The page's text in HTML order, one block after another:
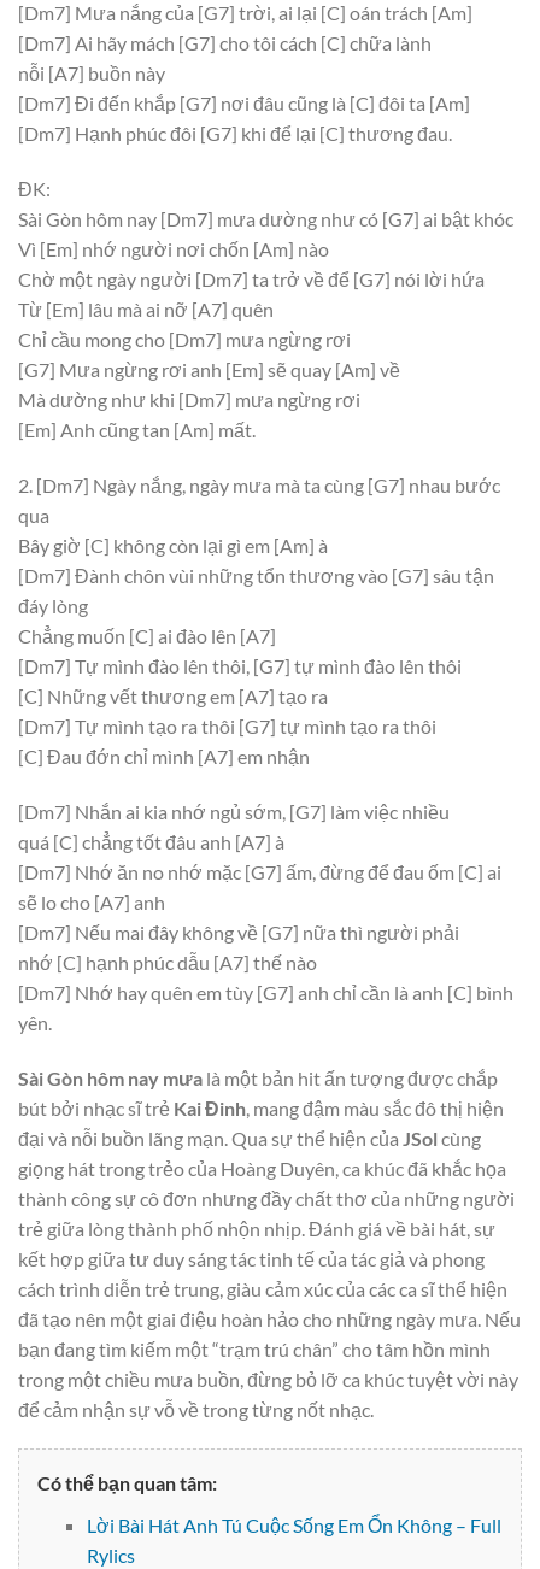
[Dm7] Mưa nắng của [G7] trời, ai lại [C] oán trách [Am]
[Dm7] Ai hãy mách [G7] cho tôi cách [C] chữa lành
nỗi [A7] buồn này
[Dm7] Đi đến khắp [G7] nơi đâu cũng là [C] đôi ta [Am]
[Dm7] Hạnh phúc đôi [G7] khi để lại [C] thương đau.
ĐK:
Sài Gòn hôm nay [Dm7] mưa dường như có [G7] ai bật khóc
Vì [Em] nhớ người nơi chốn [Am] nào
Chờ một ngày người [Dm7] ta trở về để [G7] nói lời hứa
Từ [Em] lâu mà ai nỡ [A7] quên
Chỉ cầu mong cho [Dm7] mưa ngừng rơi
[G7] Mưa ngừng rơi anh [Em] sẽ quay [Am] về
Mà dường như khi [Dm7] mưa ngừng rơi
[Em] Anh cũng tan [Am] mất.
2. [Dm7] Ngày nắng, ngày mưa mà ta cùng [G7] nhau bước
qua
Bây giờ [C] không còn lại gì em [Am] à
[Dm7] Đành chôn vùi những tổn thương vào [G7] sâu tận
đáy lòng
Chẳng muốn [C] ai đào lên [A7]
[Dm7] Tự mình đào lên thôi, [G7] tự mình đào lên thôi
[C] Những vết thương em [A7] tạo ra
[Dm7] Tự mình tạo ra thôi [G7] tự mình tạo ra thôi
[C] Đau đớn chỉ mình [A7] em nhận
[Dm7] Nhắn ai kia nhớ ngủ sớm, [G7] làm việc nhiều
quá [C] chẳng tốt đâu anh [A7] à
[Dm7] Nhớ ăn no nhớ mặc [G7] ấm, đừng để đau ốm [C] ai
sẽ lo cho [A7] anh
[Dm7] Nếu mai đây không về [G7] nữa thì người phải
nhớ [C] hạnh phúc dẫu [A7] thế nào
[Dm7] Nhớ hay quên em tùy [G7] anh chỉ cần là anh [C] bình
yên.
Sài Gòn hôm nay mưa là một bản hit ấn tượng được chắp
bút bởi nhạc sĩ trẻ Kai Đinh , mang đậm màu sắc đô thị hiện
đại và nỗi buồn lãng mạn. Qua sự thể hiện của JSol cùng
giọng hát trong trẻo của Hoàng Duyên, ca khúc đã khắc họa
thành công sự cô đơn nhưng đầy chất thơ của những người
trẻ giữa lòng thành phố nhộn nhịp. Đánh giá về bài hát, sự
kết hợp giữa tư duy sáng tác tinh tế của tác giả và phong
cách trình diễn trẻ trung, giàu cảm xúc của các ca sĩ thể hiện
đã tạo nên một giai điệu hoàn hảo cho những ngày mưa. Nếu
bạn đang tìm kiếm một “trạm trú chân” cho tâm hồn mình
trong một chiều mưa buồn, đừng bỏ lỡ ca khúc tuyệt vời này
để cảm nhận sự vỗ về trong từng nốt nhạc.
Có thể bạn quan tâm:
Lời Bài Hát Anh Tú Cuộc Sống Em Ổn Không – Full
Rylics